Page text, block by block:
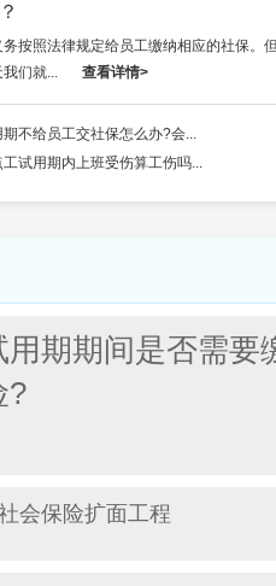
按照法律规定给员工缴纳相应的社保。但
们就...
查看详情>
期不给员工交社保怎么办?会...
工试用期内上班受伤算工伤吗...
用期期间是否需要
?
会保险扩面工程